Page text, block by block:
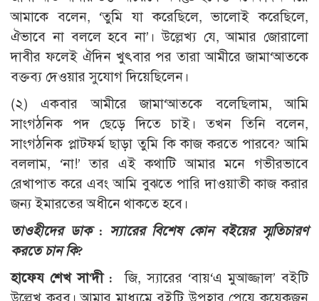
আমাকে বলেন, ‘তুমি যা করেছিলে, ভালোই করেছিলে,
ঐভাবে না বললে হবে না’। উল্লেখ্য যে, আমার জোরালো
দাবীর ফলেই ঐদিন খুৎবার পর তারা আমীরে জামা‘আতকে
বক্তব্য দেওয়ার সুযোগ দিয়েছিলেন।
(২) একবার আমীরে জামা‘আতকে বলেছিলাম, আমি
সাংগঠনিক পদ ছেড়ে দিতে চাই। তখন তিনি বলেন,
সাংগঠনিক প্লাটফর্ম ছাড়া তুমি কি কাজ করতে পারবে? আমি
বললাম, ‘না!’ তার এই কথাটি আমার মনে গভীরভাবে
রেখাপাত করে এবং আমি বুঝতে পারি দাওয়াতী কাজ করার
জন্য ইমারতের অধীনে থাকতে হবে।
তাওহীদের ডাক : স্যারের বিশেষ কোন বইয়ের স্মৃতিচারণ
করতে চান কি?
হাফেয শেখ সা‘দী :
জি, স্যারের ‘বায়‘এ মুআজ্জাল’ বইটি